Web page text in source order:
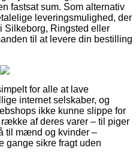
fastsat sum. Som alternativ
leveringsmulighed, der
Silkeborg, Ringsted eller
til at levere din bestilling
for alle at lave
internet selskaber, og
ikke kunne slippe for
af deres varer – til piger
til mænd og kvinder –
gange sikre fragt uden